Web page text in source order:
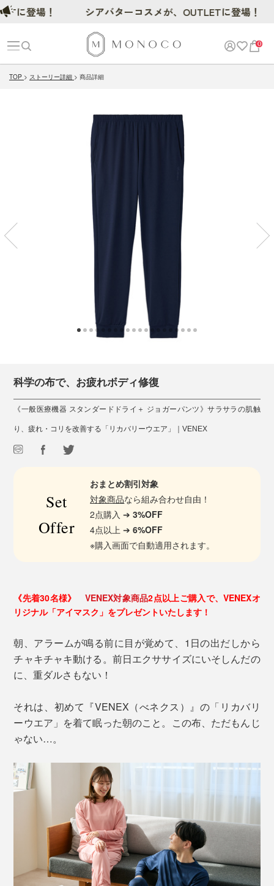
0
TOP ストーリー詳細 商品詳細
科学の布で、お疲れボディ修復
《一般医療機器 スタンダードドライ＋ ジョガーパンツ》サラサラの肌触
り、疲れ・コリを改善する「リカバリーウエア」｜VENEX
Set
Offer
おまとめ割引対象
対象商品なら組み合わせ自由！
2点購入 ➔3%OFF
4点以上 ➔6%OFF
※購入画面で自動適用されます。
《先着30名様》 VENEX対象商品2点以上ご購入で、VENEXオ
リジナル「アイマスク」をプレゼントいたします！
朝、アラームが鳴る前に目が覚めて、1日の出だしから
チャキチャキ動ける。前日エクササイズにいそしんだの
に、重ダルさもない！
それは、初めて『VENEX（べネクス）』の「リカバリ
ーウエア」を着て眠った朝のこと。この布、ただもんじ
ゃない…。
登場！ シアバターコスメが、OUTLETに登場！